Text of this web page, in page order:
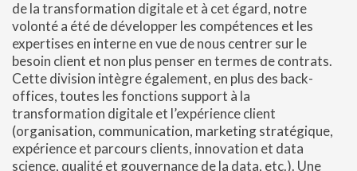
de la transformation digitale et à cet égard, notre
volonté a été de développer les compétences et les
expertises en interne en vue de nous centrer sur le
besoin client et non plus penser en termes de contrats.
Cette division intègre également, en plus des back-
offices, toutes les fonctions support à la
transformation digitale et l’expérience client
(organisation, communication, marketing stratégique,
expérience et parcours clients, innovation et data
science, qualité et gouvernance de la data, etc.). Une